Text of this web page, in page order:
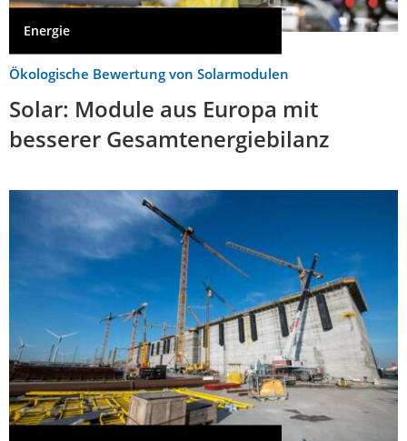
Energie
Ökologische Bewertung von Solarmodulen
Solar: Module aus Europa mit
besserer Gesamtenergiebilanz